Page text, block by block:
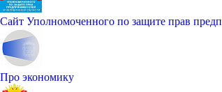
Сайт Уполномоченного по защите прав
Про экономику